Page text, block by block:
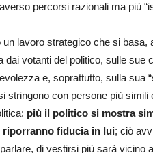
percorsi razionali ma più
lavoro strategico che si basa,
dai votanti del politico, sulle sue
e, soprattutto, sulla sua
stringono con persone più simili
più il politico si mostra
riporranno fiducia in lui; ciò
di vestirsi più sarà vicino